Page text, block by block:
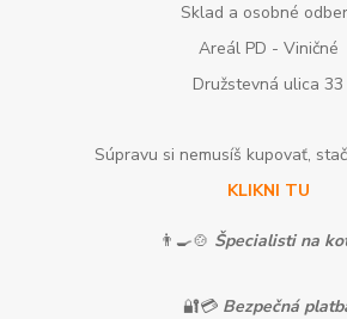
Sklad a osobné
Areál PD - Viničné
Družstevná ulica 33
Súpravu si nemusíš kupovať,
KLIKNI TU
👨‍🍳🍲 Špecialisti na
🔐💳 Bezpečná